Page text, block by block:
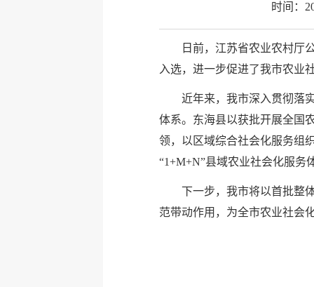
时间：
日前，江苏省农业农村厅
入选，进一步促进了我市农业
近年来，我市深入贯彻落
体系。东海县以获批开展全国
领，以区域综合社会化服务组
“1+M+N”县域农业社会化服务
下一步，我市将以首批整
范带动作用，为全市农业社会